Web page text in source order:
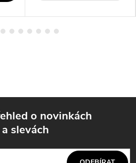
o novinkách
a slevách